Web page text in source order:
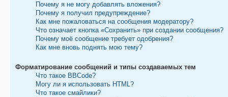
Почему я не могу добавлять вложения?
Почему я получил предупреждение?
Как мне пожаловаться на сообщения модератору?
Что означает кнопка «Сохранить» при создании сообщения?
Почему моё сообщение требует одобрения?
Как мне вновь поднять мою тему?
Форматирование сообщений и типы создаваемых тем
Что такое BBCode?
Могу ли я использовать HTML?
Что такое смайлики?